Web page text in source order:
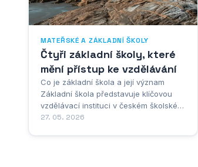
MATEŘSKÉ A ZÁKLADNÍ ŠKOLY
Čtyři základní školy, které
mění přístup ke vzdělávání
Co je základní škola a její význam
Základní škola představuje klíčovou
vzdělávací instituci v českém školském
systému, která vytváří pevné základy
27. 05. 2026